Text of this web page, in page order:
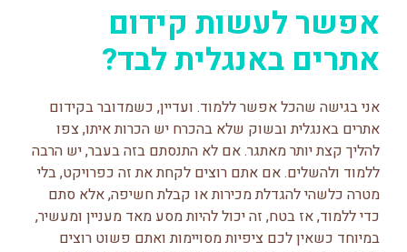
אפשר לעשות קידום
אתרים באנגלית לבד?
אני בגישה שהכל אפשר ללמוד. ועדיין, כשמדובר בקידום
אתרים באנגלית ובשוק שלא בהכרח יש הכרות איתו, צפו
להליך קצת יותר מאתגר. אם לא התנסתם בזה בעבר, יש הרבה
ללמוד ולהשלים. אם אתם רוצים לקחת את זה כפרויקט, בלי
מטרה כלשהי להגדלת מכירות או קבלת חשיפה, אלא סתם
כדי ללמוד, אז בטח, זה יכול להיות מסע מאד מעניין ומעשיר,
במיוחד כשאין לכם ציפיות מסויימות ואתם פשוט רוצים